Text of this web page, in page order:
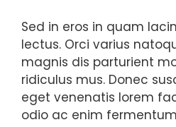
Sed in eros in quam
lectus. Orci varius
magnis dis parturient
ridiculus mus. Donec
eget venenatis lorem
odio ac enim